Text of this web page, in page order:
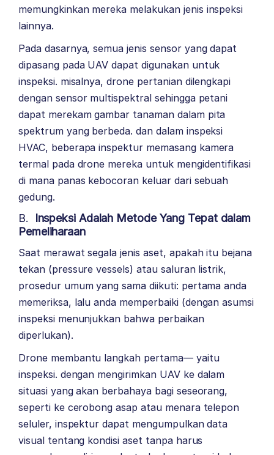
memungkinkan mereka melakukan jenis inspeksi
lainnya.
Pada dasarnya, semua jenis sensor yang dapat
dipasang pada UAV dapat digunakan untuk
inspeksi. misalnya, drone pertanian dilengkapi
dengan sensor multispektral sehingga petani
dapat merekam gambar tanaman dalam pita
spektrum yang berbeda. dan dalam inspeksi
HVAC, beberapa inspektur memasang kamera
termal pada drone mereka untuk mengidentifikasi
di mana panas kebocoran keluar dari sebuah
gedung.
B.
Inspeksi Adalah Metode Yang Tepat dalam
Pemeliharaan
Saat merawat segala jenis aset, apakah itu bejana
tekan (pressure vessels) atau saluran listrik,
prosedur umum yang sama diikuti: pertama anda
memeriksa, lalu anda memperbaiki (dengan asumsi
inspeksi menunjukkan bahwa perbaikan
diperlukan).
Drone membantu langkah pertama— yaitu
inspeksi. dengan mengirimkan UAV ke dalam
situasi yang akan berbahaya bagi seseorang,
seperti ke cerobong asap atau menara telepon
seluler, inspektur dapat mengumpulkan data
visual tentang kondisi aset tanpa harus